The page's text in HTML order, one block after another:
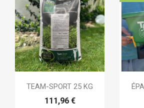
TEAM-SPORT 25 KG
111,96 €